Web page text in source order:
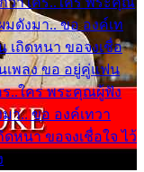
มดังมา.. ขอ องค์เท
เถิดหนา ขอจงเชื่อ
เพลง ขอ อยู่คู่แฟน
ร..ใคร พระคุณผู้ฟัง
า.. ขอ องค์เทวา
หนา ขอจงเชื่อใจ ไว้